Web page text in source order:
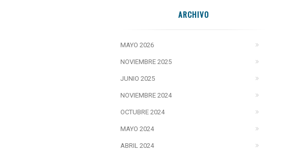
ARCHIVO
MAYO 2026
NOVIEMBRE 2025
JUNIO 2025
NOVIEMBRE 2024
OCTUBRE 2024
MAYO 2024
ABRIL 2024